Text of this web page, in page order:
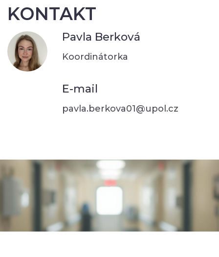
KONTAKT
Pavla Berková
Koordinátorka
E-mail
pavla.berkova01@upol.cz